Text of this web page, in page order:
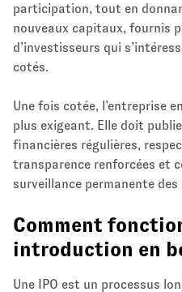
participation, tout en
nouveaux capitaux, fournis
d’investisseurs qui
cotés.
Une fois cotée, l’entreprise
plus exigeant. Elle doit
financières régulières,
transparence renforcées et
surveillance permanente des
Comment
introduction en
Une IPO est un processus